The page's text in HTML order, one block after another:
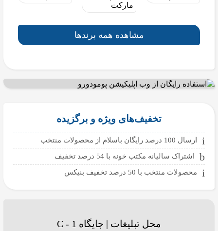
مشاهده همه برندها
تخفیف‌های ویژه و برگزیده
ارسال 100 درصد رایگان باسلام از محصولات منتخب
اشتراک سالیانه مکتب خونه با 54 درصد تخفیف
محصولات منتخب با 50 درصد تخفیف بنیکس
محل تبلیغات | جایگاه C - 1